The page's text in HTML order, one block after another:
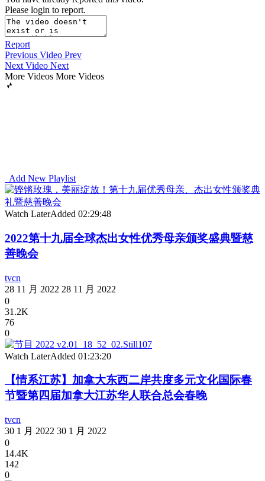
Please login to report.
Report
Previous Video Prev
Next Video Next
More Videos More Videos
Add New Playlist
Watch LaterAdded 02:29:48
2022第十九届全球杰出女性优秀母亲颁奖盛典暨慈
善晚会
tvcn
28 11 月 2022 28 11 月 2022
0
31.2K
76
0
Watch LaterAdded 01:23:20
【情系江苏】加拿大东西二岸共度多元文化国际春
节暨第四届加拿大江苏华人联合总会春晚
tvcn
30 1 月 2022 30 1 月 2022
0
14.4K
142
0